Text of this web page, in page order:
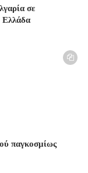
σε
Ελλάδα
παγκοσμίως